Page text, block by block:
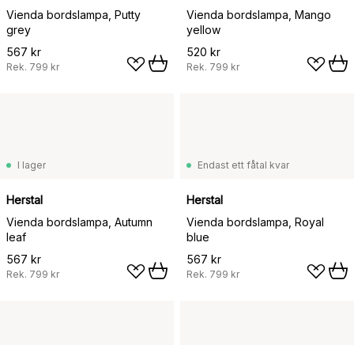
Vienda bordslampa, Putty
grey
567 kr
Rek. 799 kr
Vienda bordslampa, Mango
yellow
520 kr
Rek. 799 kr
I lager
Herstal
Vienda bordslampa, Autumn
leaf
567 kr
Rek. 799 kr
Endast ett fåtal kvar
Herstal
Vienda bordslampa, Royal
blue
567 kr
Rek. 799 kr